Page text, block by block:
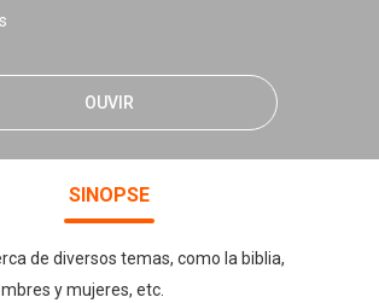
OUVIR
SINOPSE
de diversos temas, como la biblia,
y mujeres, etc.